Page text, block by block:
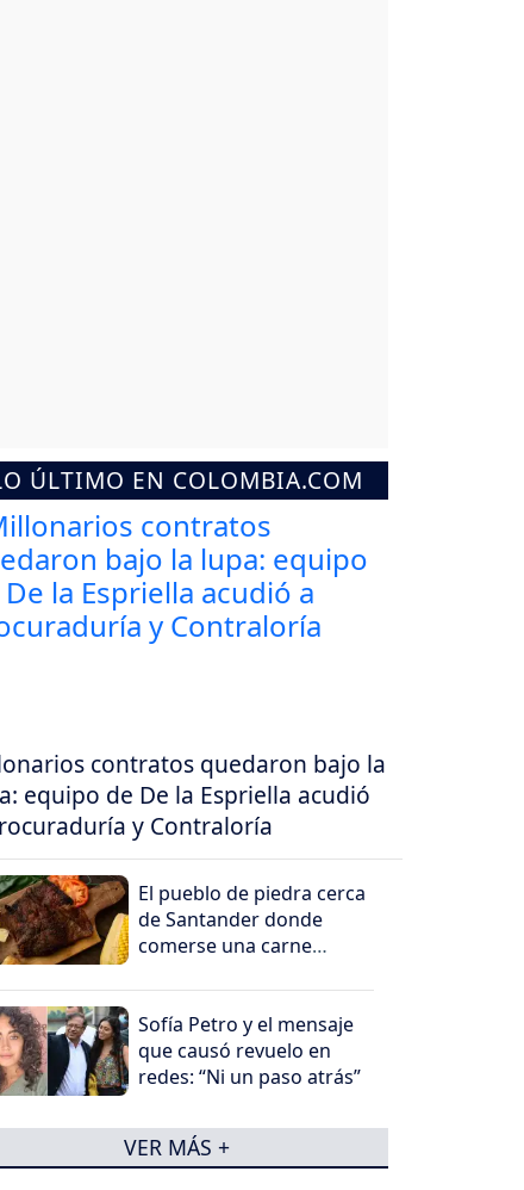
ÚLTIMO EN COLOMBIA.COM
contratos quedaron bajo la
equipo de De la Espriella acudió
y Contraloría
El pueblo de piedra cerca
de Santander donde
comerse una carne
deleite
Sofía Petro y el mensaje
que causó revuelo en
redes: “Ni un paso atrás”
VER MÁS +